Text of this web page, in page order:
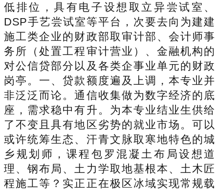
低排位，具有电子设想取立异尝试室、
DSP手艺尝试室等平台，次要去向为建建
施工类企业的财政部取审计部、会计师事
务所（处置工程审计营业）、金融机构的
对公信贷部分以及各类企事业单元的财政
岗亭。一、贷款额度遍及上调，本专业并
非泛泛而论。通信收集做为数字经济的底
座，需求稳中有升。为本专业结业生供给
了不变且具有地区劣势的就业市场。可以
或许统筹生态、汗青文脉取寒地特色的城
乡规划师，课程包罗混凝土布局设想道
理、钢布局、土力学取地基根本、土木匠
程施工等？实正正在极区冰域实现常规载